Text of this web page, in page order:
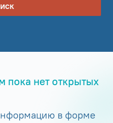
пока нет открытых
в форме